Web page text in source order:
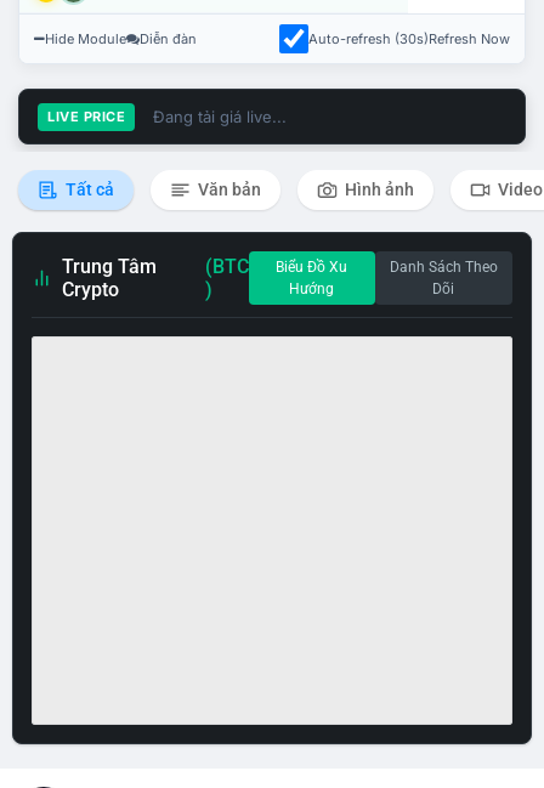
Hide Module Diễn đàn Auto-refresh (30s)Refresh Now
LIVE PRICE Đang tải giá live...
Tất cả Văn bản Hình ảnh Video
Trung Tâm
Crypto
(BTC
)
Biểu Đồ Xu
Hướng
Danh Sách Theo
Dõi